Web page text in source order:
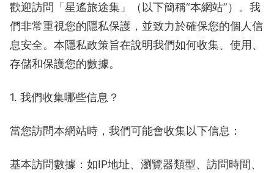
歡迎訪問「星遙旅途集」（以下簡稱“本網站”）。我
們非常重視您的隱私保護，並致力於確保您的個人信
息安全。本隱私政策旨在說明我們如何收集、使用、
存儲和保護您的數據。
1. 我們收集哪些信息？
當您訪問本網站時，我們可能會收集以下信息：
基本訪問數據：如IP地址、瀏覽器類型、訪問時間、